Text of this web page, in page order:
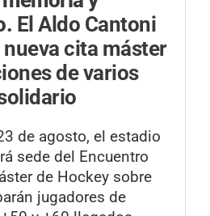
El Aldo Cantoni
cita máster
de varios
de agosto, el estadio
sede del Encuentro
de Hockey sobre
jugadores de